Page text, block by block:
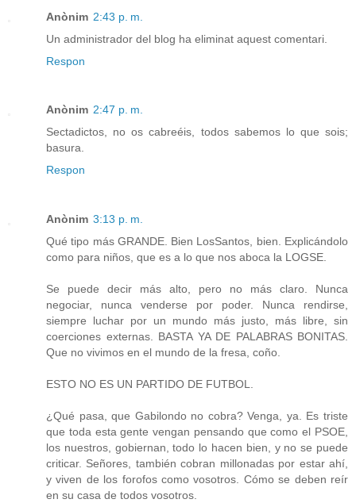
Anònim 2:43 p. m.
Un administrador del blog ha eliminat aquest comentari.
Respon
Anònim 2:47 p. m.
Sectadictos, no os cabreéis, todos sabemos lo que sois;
basura.
Respon
Anònim 3:13 p. m.
Qué tipo más GRANDE. Bien LosSantos, bien. Explicándolo
como para niños, que es a lo que nos aboca la LOGSE.
Se puede decir más alto, pero no más claro. Nunca
negociar, nunca venderse por poder. Nunca rendirse,
siempre luchar por un mundo más justo, más libre, sin
coerciones externas. BASTA YA DE PALABRAS BONITAS.
Que no vivimos en el mundo de la fresa, coño.
ESTO NO ES UN PARTIDO DE FUTBOL.
¿Qué pasa, que Gabilondo no cobra? Venga, ya. Es triste
que toda esta gente vengan pensando que como el PSOE,
los nuestros, gobiernan, todo lo hacen bien, y no se puede
criticar. Señores, también cobran millonadas por estar ahí,
y viven de los forofos como vosotros. Cómo se deben reír
en su casa de todos vosotros.